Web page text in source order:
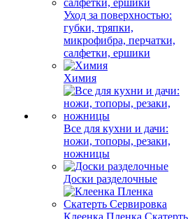
Уход за поверхностью:
губки, тряпки,
микрофибра, перчатки,
салфетки, ершики
Химия
Все для кухни и дачи:
ножи, топоры, резаки,
ножницы
Доски разделочные
Клеенка Пленка Скатерть